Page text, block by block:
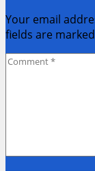
Your email
fields are marked
Comment